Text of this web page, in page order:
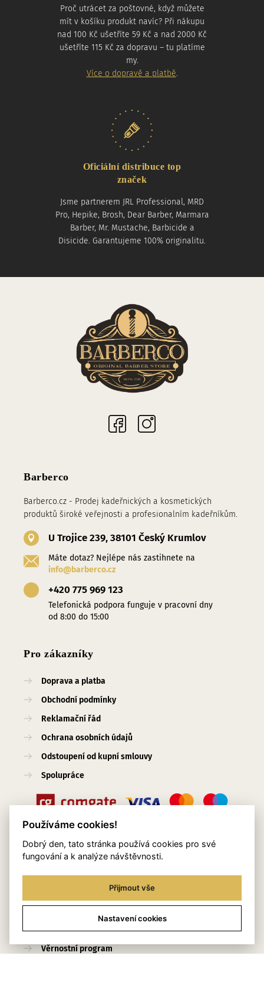
Proč utrácet za poštovné, když můžete
mít v košíku produkt navíc? Při nákupu
nad 100 Kč ušetříte 59 Kč a nad 2000 Kč
ušetříte 115 Kč za dopravu – tu platíme
my.
Více o dopravě a platbě.
Oficiální distribuce top
značek
Jsme partnerem JRL Professional, MRD
Pro, Hepike, Brosh, Dear Barber, Marmara
Barber, Mr. Mustache, Barbicide a
Disicide. Garantujeme 100% originalitu.
Barberco
Barberco.cz - Prodej kadeřnických a kosmetických
produktů široké veřejnosti a profesionalním kadeřníkům.
U Trojice 239, 38101 Český Krumlov
Máte dotaz? Nejlépe nás zastihnete na
info@barberco.cz
+420 775 969 123
Telefonická podpora funguje v pracovní dny
od 8:00 do 15:00
Pro zákazníky
Doprava a platba
Obchodní podmínky
Reklamační řád
Ochrana osobních údajů
Odstoupení od kupní smlouvy
Spolupráce
Užitečné odkazy
O nás
Kontakty
Věrnostní program
Používáme cookies!
Dobrý den, tato stránka používá cookies pro své
fungování a k analýze návštěvnosti.
Přijmout vše
Nastavení cookies